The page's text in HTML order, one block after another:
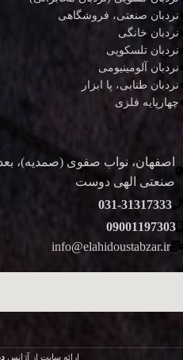
نردبان صنعتی، فروشگاهی
نردبان خانگی
نردبان تلسکوپی
نردبان آلومینیومی
نردبان طنابی، پا ابزار
چهارپایه فلزی
صنعتی الهی دوست
031-31317333
09001197303
info@elahidoustabzar.ir
ارائه سایت از آژانس